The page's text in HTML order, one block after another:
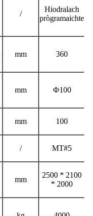
/
Hiodralach
prògramaichte
mm 360
mm Ф100
mm 100
/ MT#5
mm
2500 * 2100
* 2000